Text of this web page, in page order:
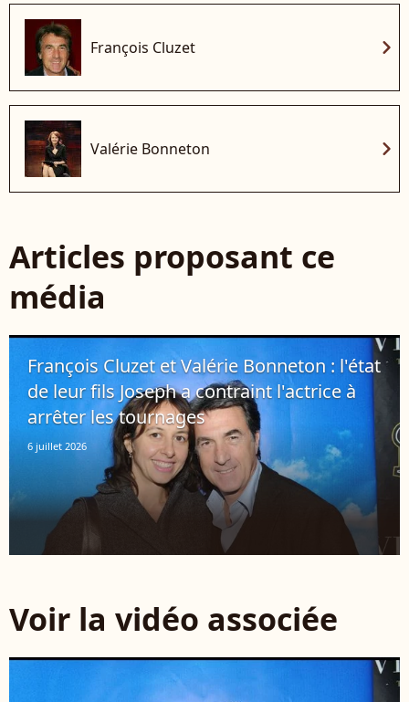
François Cluzet chevron_right
Valérie Bonneton chevron_right
Articles proposant ce
média
François Cluzet et Valérie Bonneton : l'état
de leur fils Joseph a contraint l'actrice à
arrêter les tournages
6 juillet 2026
Voir la vidéo associée